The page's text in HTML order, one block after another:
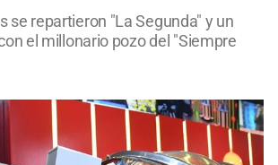
se repartieron "La Segunda" y un
el millonario pozo del "Siempre